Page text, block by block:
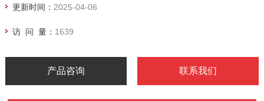
更新时间： 2025-04-06
访 问 量： 1639
产品咨询 联系我们